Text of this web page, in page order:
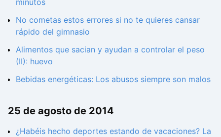
No cometas estos errores si no te quieres cansar
rápido del gimnasio
Alimentos que sacian y ayudan a controlar el peso
(II): huevo
Bebidas energéticas: Los abusos siempre son malos
25 de agosto de 2014
¿Habéis hecho deportes estando de vacaciones? La